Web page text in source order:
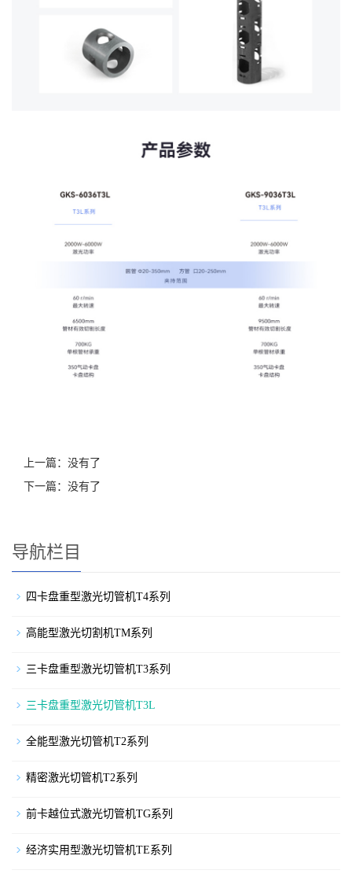
上一篇：没有了
下一篇：没有了
导航栏目
四卡盘重型激光切管机T4系列
高能型激光切割机TM系列
三卡盘重型激光切管机T3系列
三卡盘重型激光切管机T3L
全能型激光切管机T2系列
精密激光切管机T2系列
前卡越位式激光切管机TG系列
经济实用型激光切管机TE系列